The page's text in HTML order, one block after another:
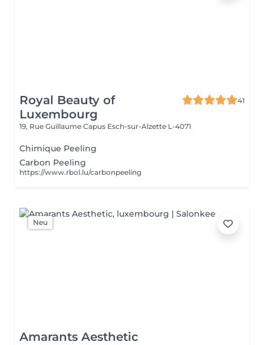
Royal Beauty of
Luxembourg
41
19, Rue Guillaume Capus Esch-sur-Alzette L-4071
Chimique Peeling
Carbon Peeling
https://www.rbol.lu/carbonpeeling
Neu
Amarants Aesthetic